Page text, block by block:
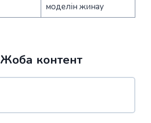
моделін жинау
Жоба контент